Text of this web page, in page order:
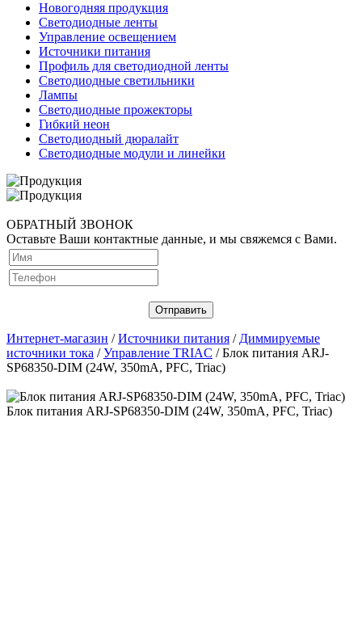
Новогодняя продукция
Светодиодные ленты
Управление освещением
Источники питания
Профиль для светодиодной ленты
Светодиодные светильники
Лампы
Светодиодные прожекторы
Гибкий неон
Светодиодный дюралайт
Светодиодные модули и линейки
ОБРАТНЫЙ ЗВОНОК
Оставьте Ваши контактные данные, и мы свяжемся с Вами.
Интернет-магазин /Источники питания / Диммируемые
источники тока /Управление TRIAC / Блок питания ARJ-
SP68350-DIM (24W, 350mA, PFC, Triac)
Блок питания ARJ-SP68350-DIM (24W, 350mA, PFC, Triac)